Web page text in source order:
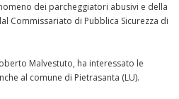
dei parcheggiatori abusivi e della
Commissariato di Pubblica Sicurezza di
Malvestuto, ha interessato le
al comune di Pietrasanta (LU).